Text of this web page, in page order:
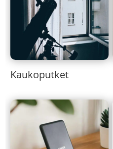
Kaukoputket